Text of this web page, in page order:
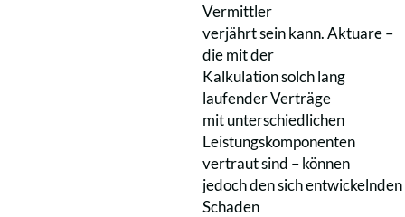
Vermittler
verjährt sein kann. Aktuare –
die mit der
Kalkulation solch lang
laufender Verträge
mit unterschiedlichen
Leistungskomponenten
vertraut sind – können
jedoch den sich entwickelnden
Schaden